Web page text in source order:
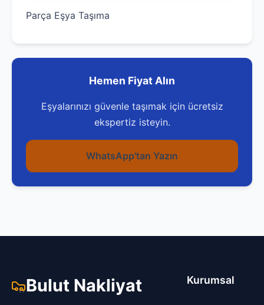
Parça Eşya Taşıma
Hemen Fiyat Alın
Eşyalarınızı güvenle taşımak için ücretsiz
ekspertiz isteyin.
WhatsApp'tan Yazın
Bulut Nakliyat Kurumsal